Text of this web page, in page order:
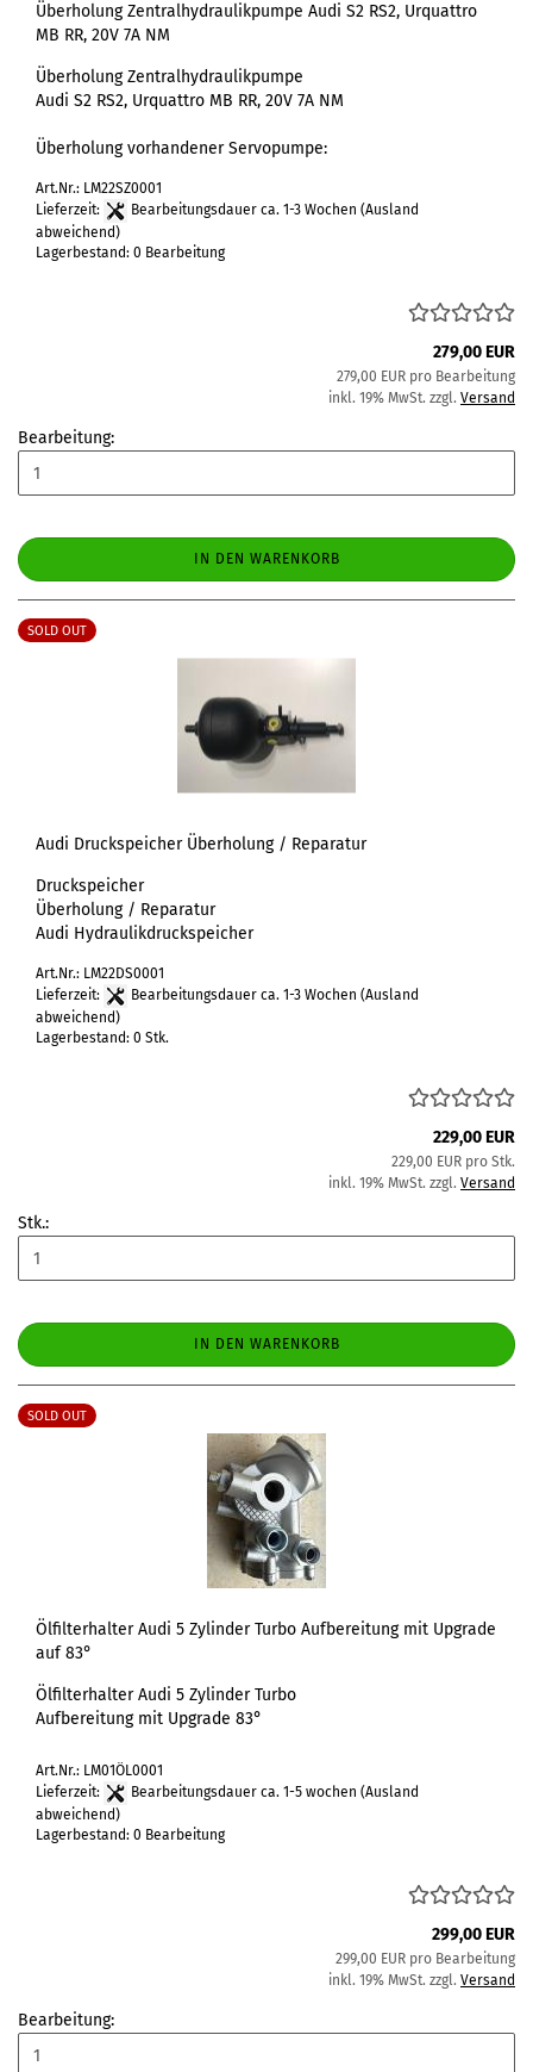
Überholung Zentralhydraulikpumpe Audi S2 RS2, Urquattro
MB RR, 20V 7A NM
Überholung Zentralhydraulikpumpe
Audi S2 RS2, Urquattro MB RR, 20V 7A NM
Überholung vorhandener Servopumpe:
Art.Nr.: LM22SZ0001
Lieferzeit:
Bearbeitungsdauer ca. 1-3 Wochen (Ausland
abweichend)
Lagerbestand: 0 Bearbeitung
279,00 EUR
279,00 EUR pro Bearbeitung
inkl. 19% MwSt. zzgl. Versand
Bearbeitung:
IN DEN WARENKORB
SOLD OUT
Audi Druckspeicher Überholung / Reparatur
Druckspeicher
Überholung / Reparatur
Audi Hydraulikdruckspeicher
Art.Nr.: LM22DS0001
Lieferzeit:
Bearbeitungsdauer ca. 1-3 Wochen (Ausland
abweichend)
Lagerbestand: 0 Stk.
229,00 EUR
229,00 EUR pro Stk.
inkl. 19% MwSt. zzgl. Versand
Stk.:
IN DEN WARENKORB
SOLD OUT
Ölfilterhalter Audi 5 Zylinder Turbo Aufbereitung mit Upgrade
auf 83°
Ölfilterhalter Audi 5 Zylinder Turbo
Aufbereitung mit Upgrade 83°
Art.Nr.: LM01ÖL0001
Lieferzeit:
Bearbeitungsdauer ca. 1-5 wochen (Ausland
abweichend)
Lagerbestand: 0 Bearbeitung
299,00 EUR
299,00 EUR pro Bearbeitung
inkl. 19% MwSt. zzgl. Versand
Bearbeitung: